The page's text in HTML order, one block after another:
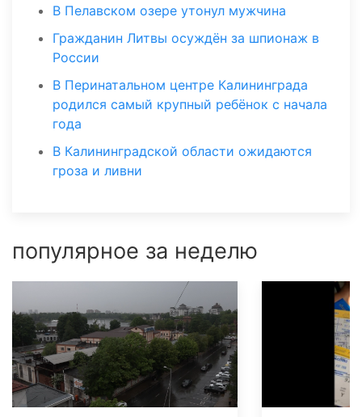
В Пелавском озере утонул мужчина
Гражданин Литвы осуждён за шпионаж в
России
В Перинатальном центре Калининграда
родился самый крупный ребёнок с начала
года
В Калининградской области ожидаются
гроза и ливни
популярное за неделю